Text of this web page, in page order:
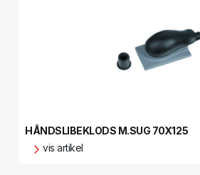
HÅNDSLIBEKLODS M.SUG 70X125
vis artikel